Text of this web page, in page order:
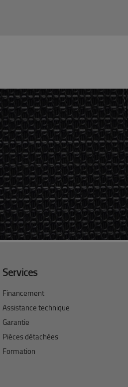
Services
Financement
Assistance technique
Garantie
Pièces détachées
Formation